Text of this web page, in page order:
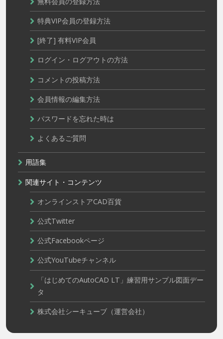
特典VIP会員の登録方法
[終了] 有料VIP会員
ログイン・ログアウトの方法
コメントの投稿方法
会員情報の編集方法
パスワードを忘れた時は
よくあるご質問
用語集
関連サイト・コンテンツ
オンラインストアCAD百貨
公式Twitter
公式Facebookページ
公式YouTubeチャンネル
「はじめてのAutoCAD LT」練習用サンプル図面デー
タ
株式会社シーキューブ（運営会社）